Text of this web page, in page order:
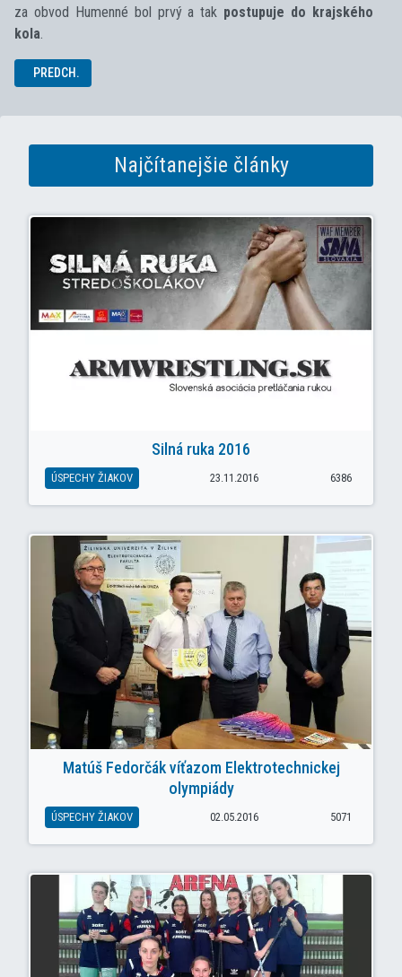
za obvod Humenné bol prvý a tak postupuje do krajského
kola
PREDCHÁDZAJÚCI ČLÁNOK: OBVODNÉ KOLO VO FUTSALE SŠ
PREDCH.
Najčítanejšie články
Silná ruka 2016
ÚSPECHY ŽIAKOV 23.11.2016 6386
Matúš Fedorčák víťazom Elektrotechnickej
olympiády
ÚSPECHY ŽIAKOV 02.05.2016 5071